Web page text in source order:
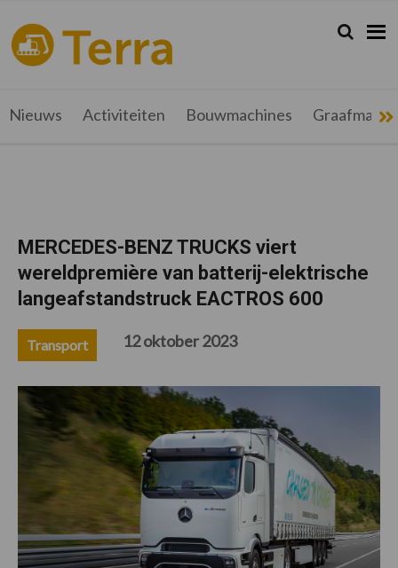
de
hoofdnavigatie
de
hoofd
inhoud
de
eerste
sidebar
de
voettekst
terramag.be
Alles
over
en
Zoeken...
Zoek
Nieuws Activiteiten Bouwmachines
MERCEDES-BENZ TRUCKS viert
wereldpremière van batterij-elektrische
langeafstandstruck EACTROS 600
Transport 12 oktober 2023